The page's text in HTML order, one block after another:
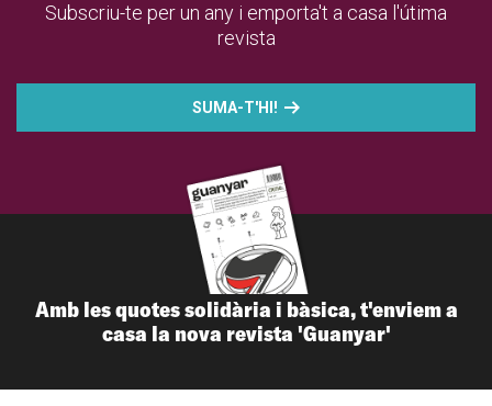
Subscriu-te per un any i emporta't a casa l'útima
revista
SUMA-T'HI!
Amb les quotes solidària i bàsica, t'enviem a
casa la nova revista 'Guanyar'